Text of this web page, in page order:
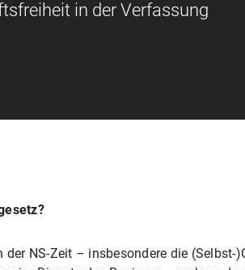
in der Verfassung
NS-Zeit – insbesondere die (Selbst-